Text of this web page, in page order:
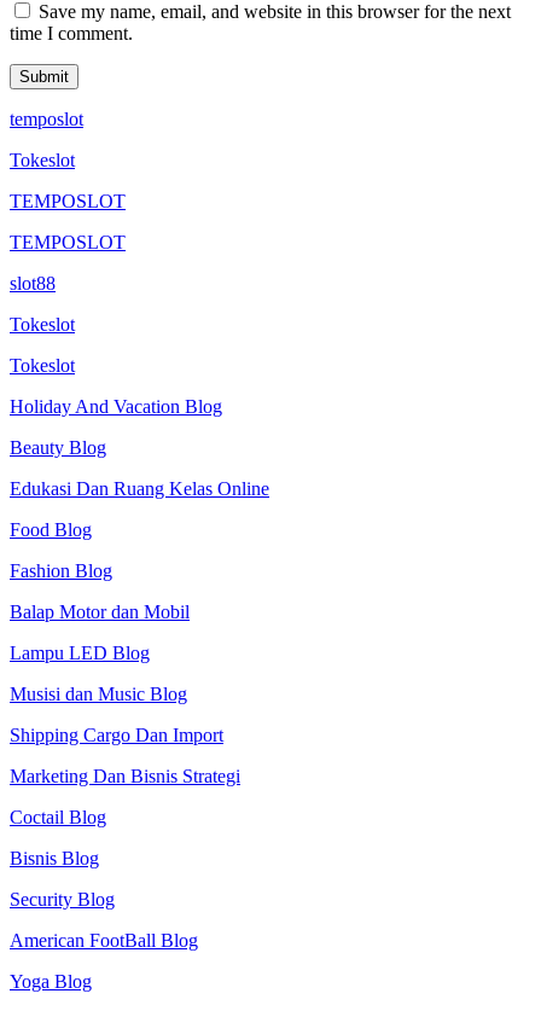
Save my name, email, and website in this browser for the next
time I comment.
temposlot
Tokeslot
TEMPOSLOT
TEMPOSLOT
slot88
Tokeslot
Tokeslot
Holiday And Vacation Blog
Beauty Blog
Edukasi Dan Ruang Kelas Online
Food Blog
Fashion Blog
Balap Motor dan Mobil
Lampu LED Blog
Musisi dan Music Blog
Shipping Cargo Dan Import
Marketing Dan Bisnis Strategi
Coctail Blog
Bisnis Blog
Security Blog
American FootBall Blog
Yoga Blog